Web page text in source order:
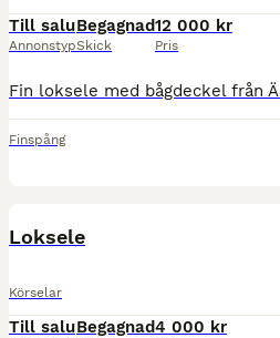
Till salu
Annonstyp
Begagnad
Skick
12 000 kr
Pris
Finspång
Loksele
Körselar
Till saluBegagnad4 000 kr